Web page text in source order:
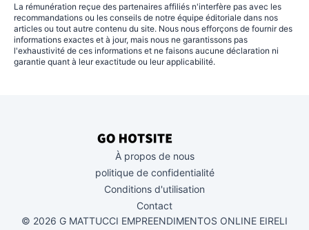
La rémunération reçue des partenaires affiliés n'interfère pas avec les
recommandations ou les conseils de notre équipe éditoriale dans nos
articles ou tout autre contenu du site. Nous nous efforçons de fournir des
informations exactes et à jour, mais nous ne garantissons pas
l'exhaustivité de ces informations et ne faisons aucune déclaration ni
garantie quant à leur exactitude ou leur applicabilité.
À propos de nous
politique de confidentialité
Conditions d'utilisation
Contact
© 2026 G MATTUCCI EMPREENDIMENTOS ONLINE EIRELI